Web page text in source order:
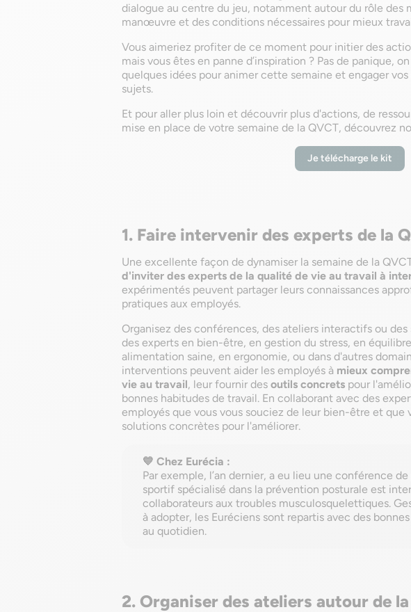
dialogue au centre du jeu, notamment autour du rôle des
manœuvre et des conditions nécessaires pour mieux
Vous aimeriez profiter de ce moment pour initier des
mais vous êtes en panne d’inspiration ? Pas de panique,
quelques idées pour animer cette semaine et engager
sujets.
Et pour aller plus loin et découvrir plus d'actions, de
mise en place de votre semaine de la QVCT, découvrez
Je télécharge le kit
1. Faire intervenir des experts de la
Une excellente façon de dynamiser la semaine de la
d'inviter des experts de la qualité de vie au travail à
expérimentés peuvent partager leurs connaissances
pratiques aux employés.
Organisez des conférences, des ateliers interactifs ou
des experts en bien-être, en gestion du stress, en
alimentation saine, en ergonomie, ou dans d'autres
interventions peuvent aider les employés à mieux
vie au travail, leur fournir des outils concrets pour
bonnes habitudes de travail. En collaborant avec des
employés que vous vous souciez de leur bien-être et que
solutions concrètes pour l'améliorer.
💙 Chez Eurécia :
Par exemple, l’an dernier, a eu lieu une conférence
sportif spécialisé dans la prévention posturale est
collaborateurs aux troubles musculosquelettiques.
à adopter, les Euréciens sont repartis avec des
au quotidien.
2. Organiser des ateliers autour de